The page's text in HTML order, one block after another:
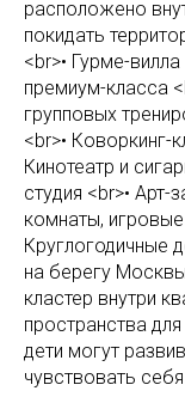
расположено
покидать
<br>• Гурме-
премиум-класса
групповых
<br>• Коворкинг-
Кинотеатр и
студия <br>• Арт-
комнаты, игровые
Круглогодичные
на берегу
кластер внутри
пространства
дети могут
чувствовать